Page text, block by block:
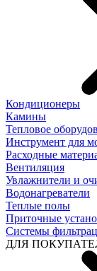
Кондиционеры
Камины
Тепловое
Инструмент для
Расходные
Вентиляция
Увлажнители и
Водонагреватели
Теплые полы
Приточные
Системы
ДЛЯ